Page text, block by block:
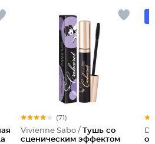
(71)
Vivienne Sabo / Тушь со
сценическим эффектом